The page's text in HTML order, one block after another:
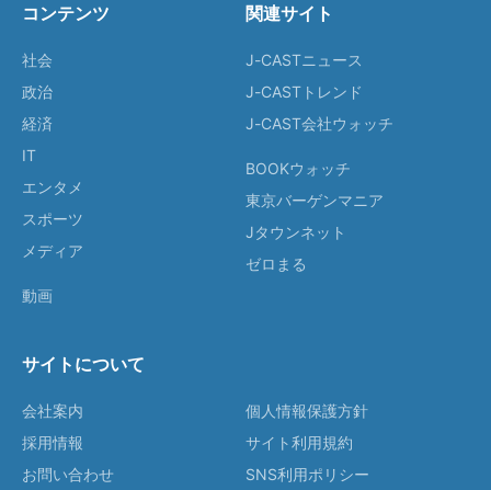
コンテンツ
社会
政治
経済
IT
エンタメ
スポーツ
メディア
動画
関連サイト
J-CASTニュース
J-CASTトレンド
J-CAST会社ウォッチ
BOOKウォッチ
東京バーゲンマニア
Jタウンネット
ゼロまる
サイトについて
会社案内
採用情報
お問い合わせ
個人情報保護方針
サイト利用規約
SNS利用ポリシー